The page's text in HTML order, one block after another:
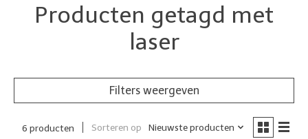
Producten getagd met
laser
Filters weergeven
6 producten Sorteren op Nieuwste producten